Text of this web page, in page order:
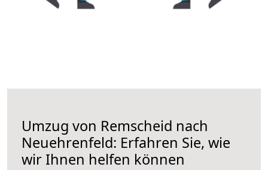
Umzug von Remscheid nach
Neuehrenfeld: Erfahren Sie, wie
wir Ihnen helfen können